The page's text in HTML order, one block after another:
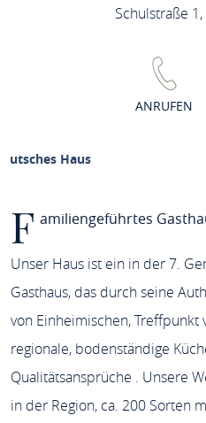
Schulstraße
ANRUFEN
Haus
F amiliengeführtes
Unser Haus ist ein in der 7.
Gasthaus, das durch seine
von Einheimischen, Treffpunkt
regionale, bodenständige
Qualitätsansprüche . Unsere
in der Region, ca. 200 Sorten